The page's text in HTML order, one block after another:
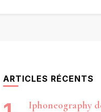
ARTICLES RÉCENTS
Iphoneography